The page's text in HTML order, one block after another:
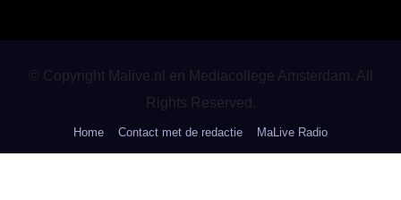
© Copyright Malive.nl en Mediacollege Amsterdam. All
Rights Reserved.
Home Contact met de redactie MaLive Radio